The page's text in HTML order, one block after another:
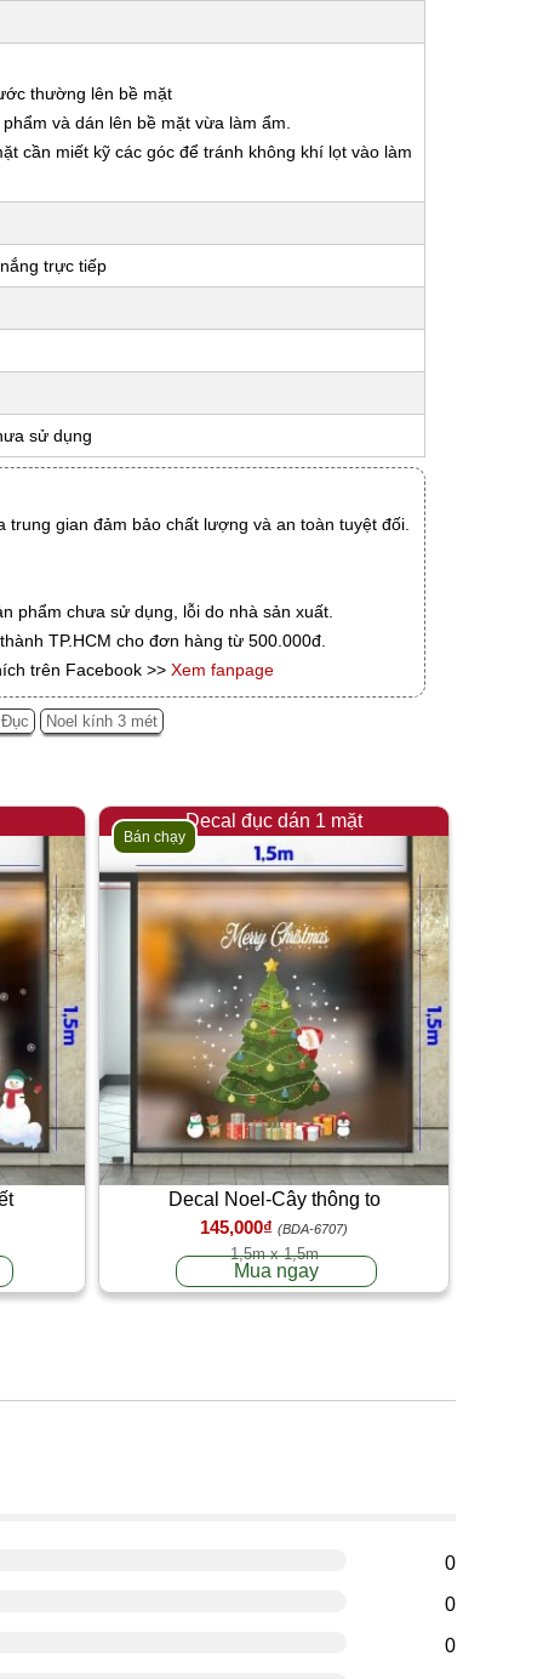
thường lên bề mặt
và dán lên bề mặt vừa làm ẩm.
cần miết kỹ các góc để tránh không khí lọt vào làm
trực tiếp
sử dụng
trung gian đảm bảo chất lượng và an toàn tuyệt đối.
phẩm chưa sử dụng, lỗi do nhà sản xuất.
TP.HCM cho đơn hàng từ 500.000đ.
trên Facebook >> Xem fanpage
Noel kính 3 mét
Decal đục dán 1 mặt
Bán chạy
Decal Noel-Cây thông to
145,000₫ (BDA-6707)
1,5m x 1,5m
Mua ngay
0
0
0